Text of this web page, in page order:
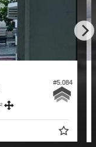
#5.084